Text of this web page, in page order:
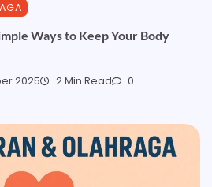
Ways to Keep Your Body
2025 2 Min Read 0